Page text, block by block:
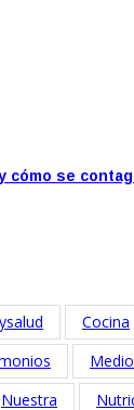
cómo se
Cocina
Nuestra